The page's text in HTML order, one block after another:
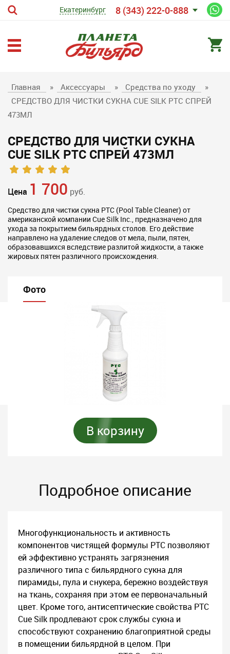
Екатеринбург 8 (343) 222-0-888
Главная » Аксессуары » Средства по уходу
»
СРЕДСТВО ДЛЯ ЧИСТКИ СУКНА CUE SILK PTC СПРЕЙ
473МЛ
СРЕДСТВО ДЛЯ ЧИСТКИ СУКНА
CUE SILK PTC СПРЕЙ 473МЛ
Цена 1 700 руб.
Средство для чистки сукна PTC (Pool Table Cleaner) от
американской компании Cue Silk Inc., предназначено для
ухода за покрытием бильярдных столов. Его действие
направлено на удаление следов от мела, пыли, пятен,
образовавшихся вследствие разлитой жидкости, а также
жировых пятен различного происхождения.
Фото
В корзину
Подробное описание
Многофункциональность и активность
компонентов чистящей формулы PTC позволяют
ей эффективно устранять загрязнения
различного типа с бильярдного сукна для
пирамиды, пула и снукера, бережно воздействуя
на ткань, сохраняя при этом ее первоначальный
цвет. Кроме того, антисептические свойства PTC
Cue Silk продлевают срок службы сукна и
способствуют сохранению благоприятной среды
в помещении бильярдной в целом. При